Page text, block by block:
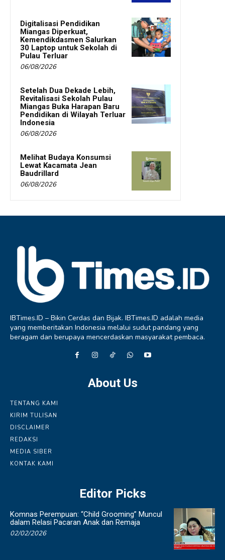
Digitalisasi Pendidikan
Miangas Diperkuat,
Kemendikdasmen Salurkan
30 Laptop untuk Sekolah di
Pulau Terluar
06/08/2026
Setelah Dua Dekade Lebih,
Revitalisasi Sekolah Pulau
Miangas Buka Harapan Baru
Pendidikan di Wilayah Terluar
Indonesia
06/08/2026
Melihat Budaya Konsumsi
Lewat Kacamata Jean
Baudrillard
06/08/2026
IBTimes.ID – Bikin Cerdas dan Bijak. IBTimes.ID adalah media
yang memberitakan Indonesia melalui sudut pandang yang
beragam dan berupaya mencerdaskan masyarakat pembaca.
About Us
TENTANG KAMI
KIRIM TULISAN
DISCLAIMER
REDAKSI
MEDIA SIBER
KONTAK KAMI
Editor Picks
Komnas Perempuan: “Child Grooming” Muncul
dalam Relasi Pacaran Anak dan Remaja
02/02/2026